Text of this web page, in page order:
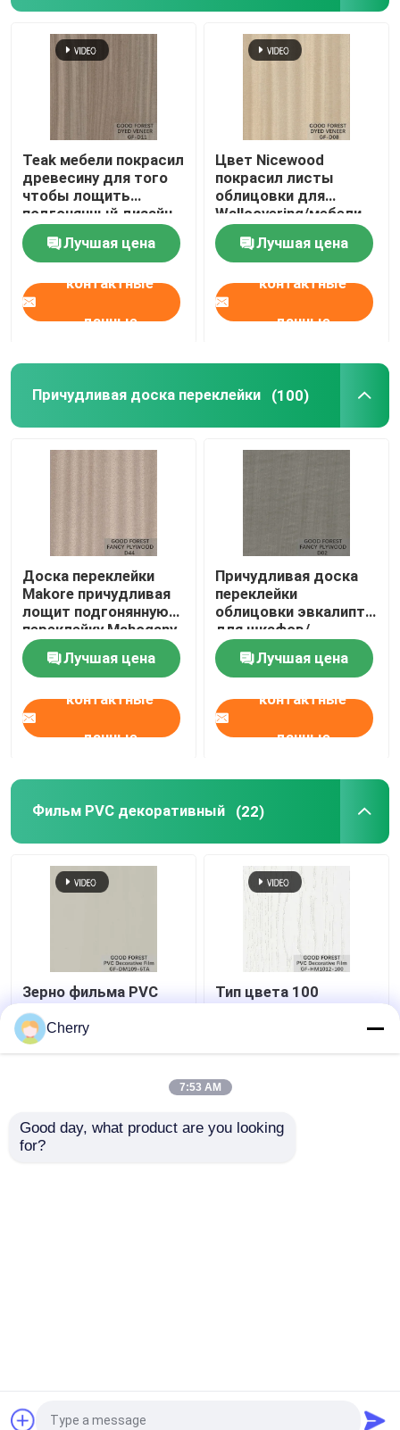
Teak мебели покрасил
древесину для того
чтобы лощить
подгонянный дизайн
цвета современный
Лучшая цена
контактные
данные
Цвет Nicewood
покрасил листы
облицовки для
Wallcovering/мебели
Лучшая цена
контактные
данные
Причудливая доска переклейки (100)
Доска переклейки
Makore причудливая
лощит подгонянную
переклейку Mahogany
Sapele
Лучшая цена
контактные
данные
Причудливая доска
переклейки
облицовки эвкалипта
для шкафов/
изготовленной на
заказ мебели
Лучшая цена
контактные
данные
Фильм PVC декоративный (22)
Зерно фильма PVC
волдыря жемчуга
декоративное для
строительных
Тип цвета 100
фильма волдыря PVC
Guangdong Great Forest New Decoration
Cherry
7:53 AM
Good day, what product are you looking
for?